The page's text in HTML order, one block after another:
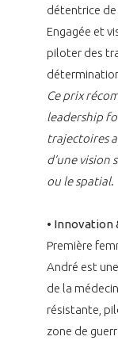
détentrice
Engagée et
piloter des
Ce prix
leadership
trajectoires
d’une vision
ou le spatial.
• Innovation
Première
André est
de la
résistante,
zone de